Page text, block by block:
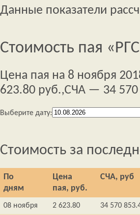
Данные показатели
Стоимость пая
Цена пая на 8 ноября
623.80 руб.,СЧА — 34 570
Выберите дату:
Стоимость за
По
дням
Цена
пая, руб.
СЧА, руб
08 ноября 2 623.80 34 570